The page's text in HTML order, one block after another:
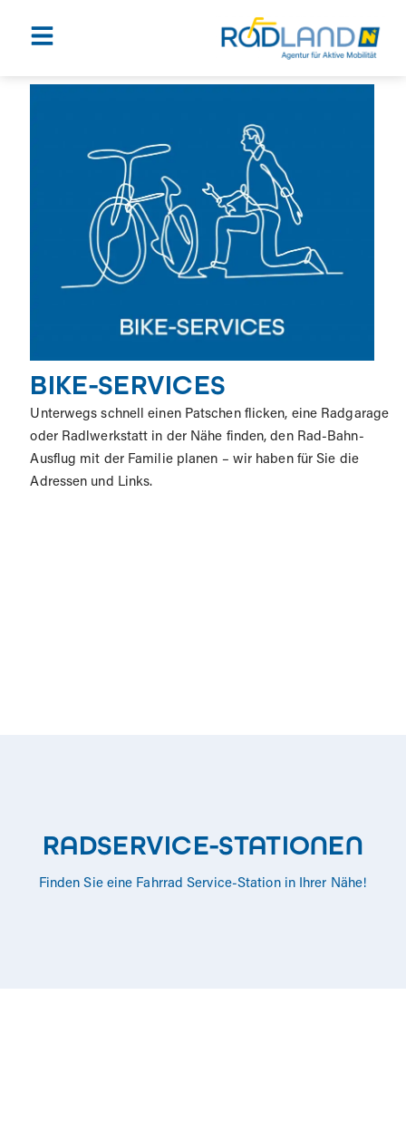
BIKE-SERVICES
Unterwegs schnell einen Patschen flicken, eine Radgarage
oder Radlwerkstatt in der Nähe finden, den Rad-Bahn-
Ausflug mit der Familie planen – wir haben für Sie die
Adressen und Links.
RADSERVICE-STATIONEN
Finden Sie eine Fahrrad Service-Station in Ihrer Nähe!